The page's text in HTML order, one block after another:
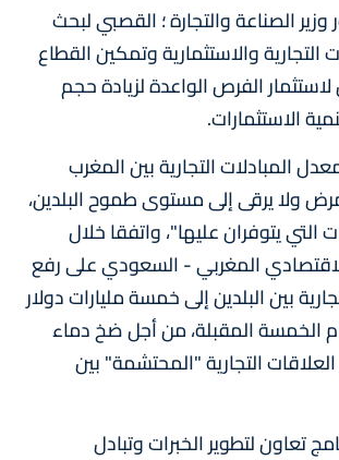
الصناعة والتجارة ؛ القصبي لبحث
التجارية والاستثمارية وتمكين القطاع
الفرص الواعدة لزيادة حجم
الاستثمارات.
المبادلات التجارية بين المغرب
ولا يرقى إلى مستوى طموح البلدين،
التي يتوفران عليها"، واتفقا خلال
المغربي - السعودي على رفع
بين البلدين إلى خمسة مليارات دولار
الخمسة المقبلة، من أجل ضخ دماء
التجارية "المحتشمة" بين
تعاون لتطوير الخبرات وتبادل